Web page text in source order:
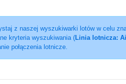
z naszej wyszukiwarki lotów w celu
kryteria wyszukiwania (Linia lotnicza:
połączenia lotnicze.